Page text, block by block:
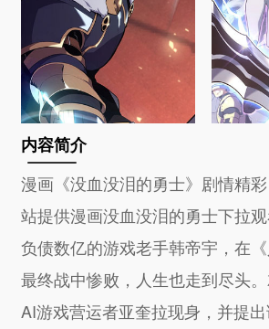
内容简介
漫画《没血没泪的勇士》剧情精
站提供漫画没血没泪的勇士下拉观
负债数亿的游戏老手韩帝宇，在《
最终战中惨败，人生也走到尽头。
AI游戏营运者亚奎拉现身，并提